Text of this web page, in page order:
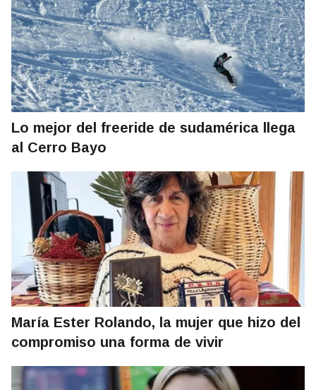
Lo mejor del freeride de sudamérica llega
al Cerro Bayo
María Ester Rolando, la mujer que hizo del
compromiso una forma de vivir